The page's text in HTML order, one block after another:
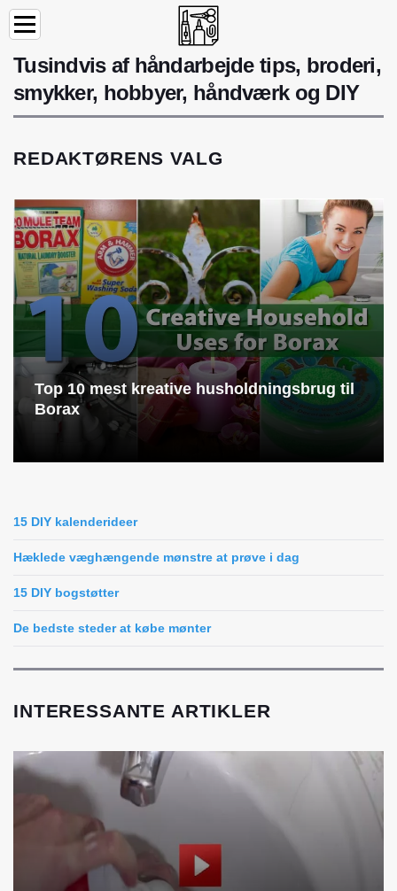
Tusindvis af håndarbejde tips, broderi,
smykker, hobbyer, håndværk og DIY
REDAKTØRENS VALG
Top 10 mest kreative husholdningsbrug til
Borax
15 DIY kalenderideer
Hæklede væghængende mønstre at prøve i dag
15 DIY bogstøtter
De bedste steder at købe mønter
INTERESSANTE ARTIKLER